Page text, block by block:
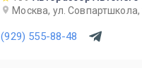
Москва, ул. Совпартшкола,
(929) 555-88-48